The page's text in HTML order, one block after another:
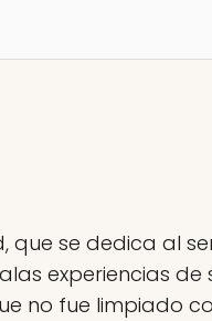
que se dedica al
experiencias de
no fue limpiado